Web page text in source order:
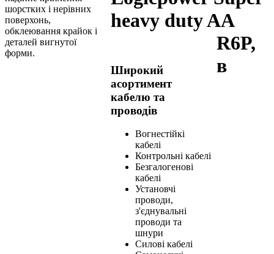
шорстких і нерівних
поверхонь,
обклеювання крайок і
деталей вигнутої
форми.
Широкий
асортимент
кабелю та
проводів
Вогнестійкі
кабелі
Контрольні кабелі
Безгалогенові
кабелі
Установчі
проводи,
з'єднувальні
проводи та
шнури
Силові кабелі
heavy duty AA
R6P,
в